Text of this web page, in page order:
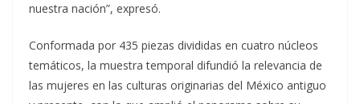
nuestra nación”, expresó.
Conformada por 435 piezas divididas en cuatro núcleos
temáticos, la muestra temporal difundió la relevancia de
las mujeres en las culturas originarias del México antiguo